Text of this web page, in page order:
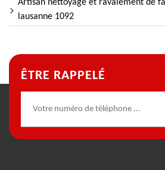
Artisan nettoyage et ravalement de
lausanne 1092
ÊTRE RAPPELÉ